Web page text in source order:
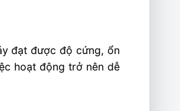
đạt được độ cứng, ổn
hoạt động trở nên dễ